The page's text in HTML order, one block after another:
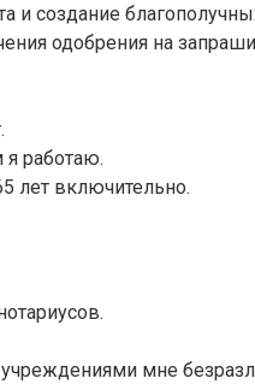
создание
одобрения на
работаю.
лет включительно.
мне